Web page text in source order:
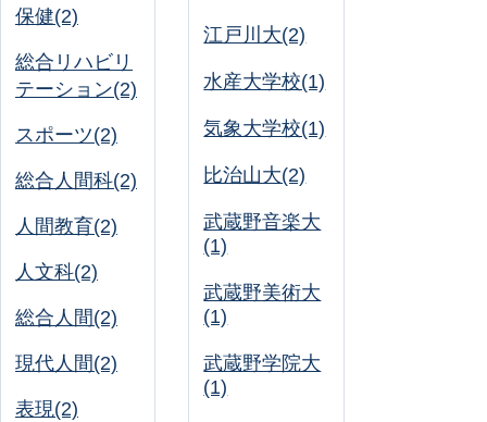
保健(2)
総合リハビリ
テーション(2)
スポーツ(2)
総合人間科(2)
人間教育(2)
人文科(2)
総合人間(2)
現代人間(2)
表現(2)
江戸川大(2)
水産大学校(1)
気象大学校(1)
比治山大(2)
武蔵野音楽大
(1)
武蔵野美術大
(1)
武蔵野学院大
(1)